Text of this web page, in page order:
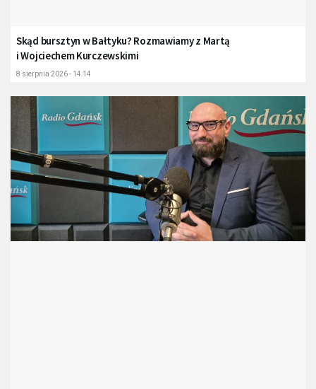
Skąd bursztyn w Bałtyku? Rozmawiamy z Martą
i Wojciechem Kurczewskimi
8 sierpnia 2026 - 14:14